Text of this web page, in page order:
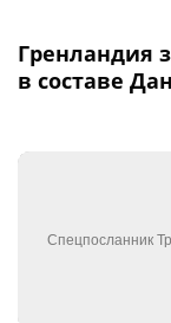
Гренландия
в составе